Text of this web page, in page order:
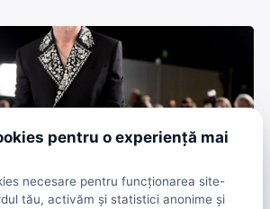
pentru o experiență mai
necesare pentru funcționarea site-
tău, activăm și statistici anonime și